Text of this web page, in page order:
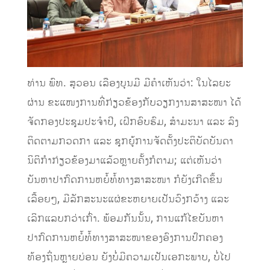
ທ່ານ ພົທ. ສຸວອນ ເລືອງບຸນມີ ມີຄຳເຫັນວ່າ: ໃນໄລຍະ
ຜ່ານ ຂະແໜງການທີ່ກ່ຽວຂ້ອງກັບວຽກງານສາສະໜາ ໄດ້
ຈັດກອງປະຊຸມປະຈໍາປີ, ເຝິກອົບຮົມ, ສໍາມະນາ ແລະ ລົງ
ຕິດຕາມກວດກາ ແລະ ຊຸກຍູ້ການຈັດຕັ້ງປະຕິບັດບັນດາ
ນິຕິກໍາກ່ຽວຂ້ອງມາແລ້ວຫຼາຍຄັ້ງກໍຕາມ; ແຕ່ເຫັນວ່າ
ບັນຫາປາກົດການຫຍໍ້ທໍ້ທາງສາສະໜາ ກໍຍັງເກີດຂຶ້ນ
ເລື້ອຍໆ, ມີລັກສະນະແຜ່ຂະຫຍາຍເປັນວົງກວ້າງ ແລະ
ເລິກແລບກວ່າເກົ່າ. ພ້ອມກັນນັ້ນ, ການແກ້ໄຂບັນຫາ
ປາກົດການຫຍໍ້ທໍ້ທາງສາສະໜາຂອງອົງການປົກຄອງ
ທ້ອງຖິ່ນຫຼາຍບ່ອນ ຍັງບໍ່ມີຄວາມເປັນເອກະພາບ, ບໍ່ໄປ